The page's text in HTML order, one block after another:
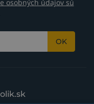
osobných údajov sú
OK